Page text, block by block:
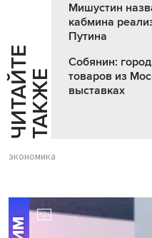
Ч
И
Т
АЙ
Т
Е
Т
А
К
ЖЕ
Мишустин
кабмина
Путина
Собянин:
товаров из
выставках
экономика